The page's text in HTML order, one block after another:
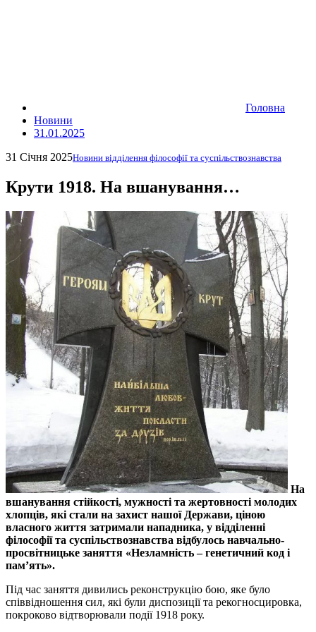
Головна
Новини
31.01.2025
31 Січня 2025Новини відділення філософії та суспільствознавства
Крути 1918. На вшанування…
На
вшанування стійкості, мужності та жертовності молодих
хлопців, які стали на захист нашої Держави, ціною
власного життя затримали нападника, у відділенні
філософії та суспільствознавства відбулось навчально-
просвітницьке заняття «Незламність – генетичний код і
пам’ять».
Під час заняття дивились реконструкцію бою, яке було
співвідношення сил, які були диспозиції та рекогносцировка,
покроково відтворювали події 1918 року.